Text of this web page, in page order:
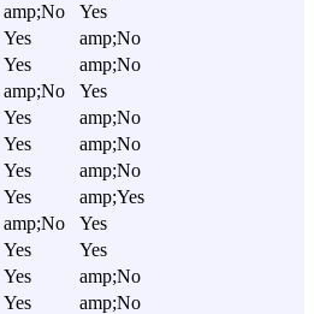
amp;No
Yes
Yes
amp;No
Yes
amp;No
amp;No
Yes
Yes
amp;No
Yes
amp;No
Yes
amp;No
Yes
amp;Yes
amp;No
Yes
Yes
Yes
Yes
amp;No
Yes
amp;No